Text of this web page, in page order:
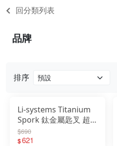
回分類列表
排序
Li-systems Titanium
Spork 鈦金屬匙叉 超
輕鈦合金湯叉 叉匙
76212
$690
$621
品牌